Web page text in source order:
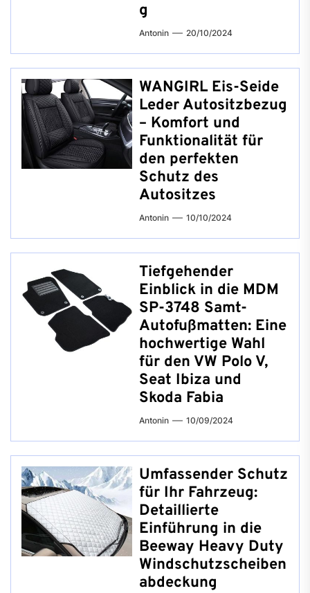
g
Antonin 20/10/2024
WANGIRL Eis-Seide
Leder Autositzbezug
– Komfort und
Funktionalität für
den perfekten
Schutz des
Autositzes
Antonin 10/10/2024
Tiefgehender
Einblick in die MDM
SP-3748 Samt-
Autofußmatten: Eine
hochwertige Wahl
für den VW Polo V,
Seat Ibiza und
Skoda Fabia
Antonin 10/09/2024
Umfassender Schutz
für Ihr Fahrzeug:
Detaillierte
Einführung in die
Beeway Heavy Duty
Windschutzscheiben
abdeckung